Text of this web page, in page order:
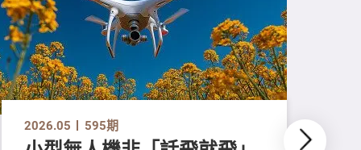
2026.05 595期